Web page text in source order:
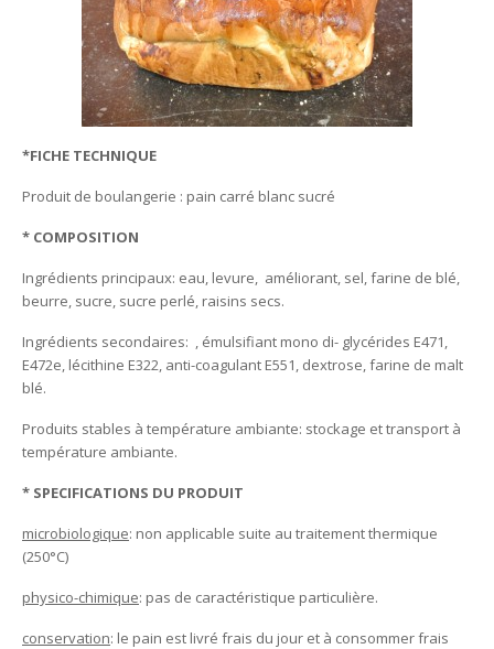
*FICHE TECHNIQUE
Produit de boulangerie : pain carré blanc sucré
* COMPOSITION
Ingrédients principaux: eau, levure, améliorant, sel, farine de blé,
beurre, sucre, sucre perlé, raisins secs.
Ingrédients secondaires: , émulsifiant mono di- glycérides E471,
E472e, lécithine E322, anti-coagulant E551, dextrose, farine de malt
blé.
Produits stables à température ambiante: stockage et transport à
température ambiante.
* SPECIFICATIONS DU PRODUIT
microbiologique: non applicable suite au traitement thermique
(250°C)
physico-chimique: pas de caractéristique particulière.
conservation: le pain est livré frais du jour et à consommer frais